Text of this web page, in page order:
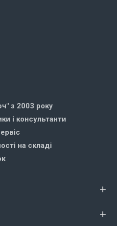
з 2003 року
і консультанти
на складі